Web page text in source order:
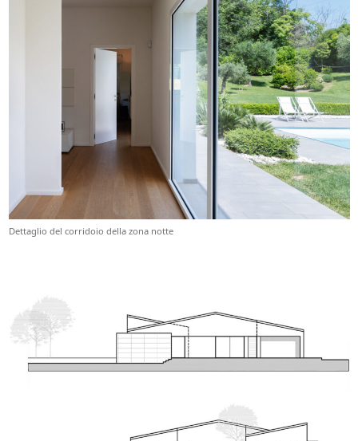
Dettaglio del corridoio della zona notte